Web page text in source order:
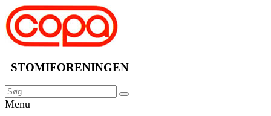
Videre
til
indhold
STOMIFORENINGEN
Søg
efter:
Søg
Menu